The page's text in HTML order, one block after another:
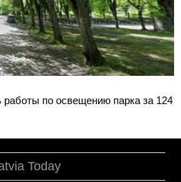
по освещению парка за 124
Today